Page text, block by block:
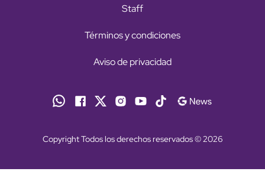
Staff
Términos y condiciones
Aviso de privacidad
Copyright Todos los derechos reservados © 2026